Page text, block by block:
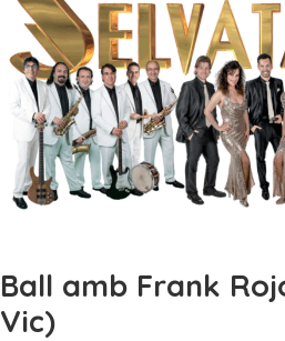
Ball amb Frank
Vic)